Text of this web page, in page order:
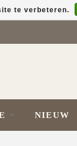
NIEUW
te verbeteren.